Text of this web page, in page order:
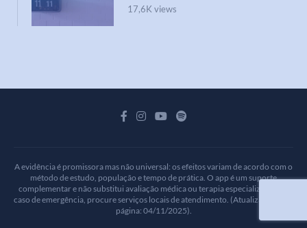
17,6K views
A evidência é promissora mas não universal: os efeitos variam de acordo com o
método de estudo, população e tempo de prática. O app é um suporte
complementar e não substitui avaliação médica ou terapia especializada. Em
caso de emergência, procure serviços locais de atendimento. (Atualizamos esta
página: 04/11/2025).